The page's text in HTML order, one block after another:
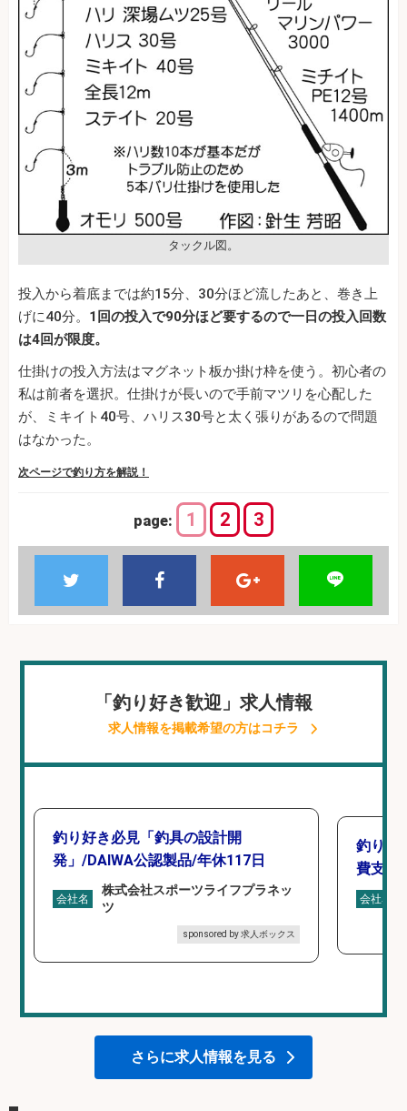
タックル図。
投入から着底までは約15分、30分ほど流したあと、巻き上
げに40分。 1回の投入で90分ほど要するので一日の投入回数
は4回が限度。
仕掛けの投入方法はマグネット板か掛け枠を使う。初心者の
私は前者を選択。仕掛けが長いので手前マツリを心配した
が、ミキイト40号、ハリス30号と太く張りがあるので問題
はなかった。
次ページで釣り方を解説！
page: 1 2 3
「釣り好き歓迎」求人情報
求人情報を掲載希望の方はコチラ
釣り好き必見「釣具の設計開
発」/DAIWA公認製品/年休117日
会社名
株式会社スポーツライフプラネッ
ツ
sponsored by 求人ボックス
釣り具
費支給
会社名
さらに求人情報を見る